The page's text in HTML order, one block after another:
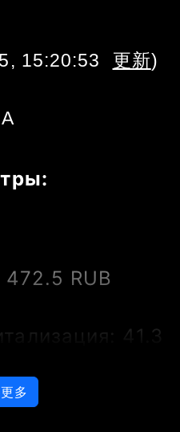
15:20:53 更新)
RUB
41.3
多